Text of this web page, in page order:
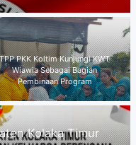
Kepala Dinas P2KB Kabupaten
Kolaka Timur
mengucapkan,"Selamat
Menyambut HUT RI ke-81"
Kecam Dugaan